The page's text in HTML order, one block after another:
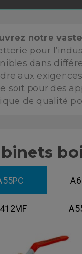
notre
pour
dans
aux
soit pour des
de qualité